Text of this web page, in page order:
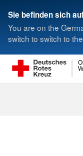
Sie befinden sich
You are on the
switch to switch to